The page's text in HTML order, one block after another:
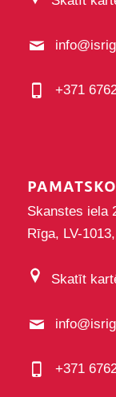
+371
Skanstes iela
Rīga, LV-
Skatīt
+371